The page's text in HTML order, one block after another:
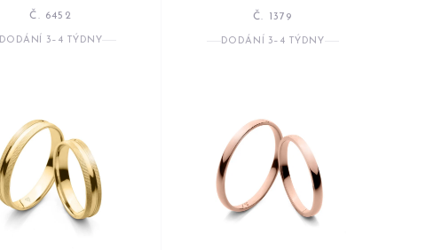
Č. 6452
DODÁNÍ 3–4 TÝDNY
Č. 1379
DODÁNÍ 3–4 TÝDNY